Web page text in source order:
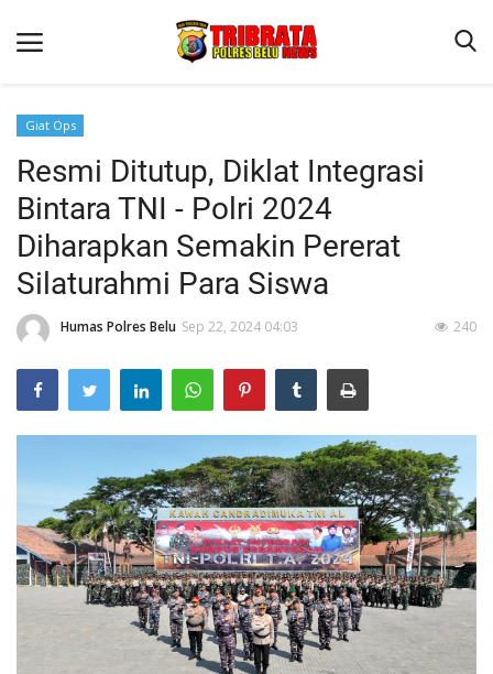
Beranda
Terms & Conditions
Reskrim
Binkam
Lantas
Polisi Kita
Mitra Polisi
Giat Ops
Resmi Ditutup, Diklat Integrasi
Bintara TNI - Polri 2024
Diharapkan Semakin Pererat
Silaturahmi Para Siswa
Humas Polres Belu Sep 22, 2024 04:03 240